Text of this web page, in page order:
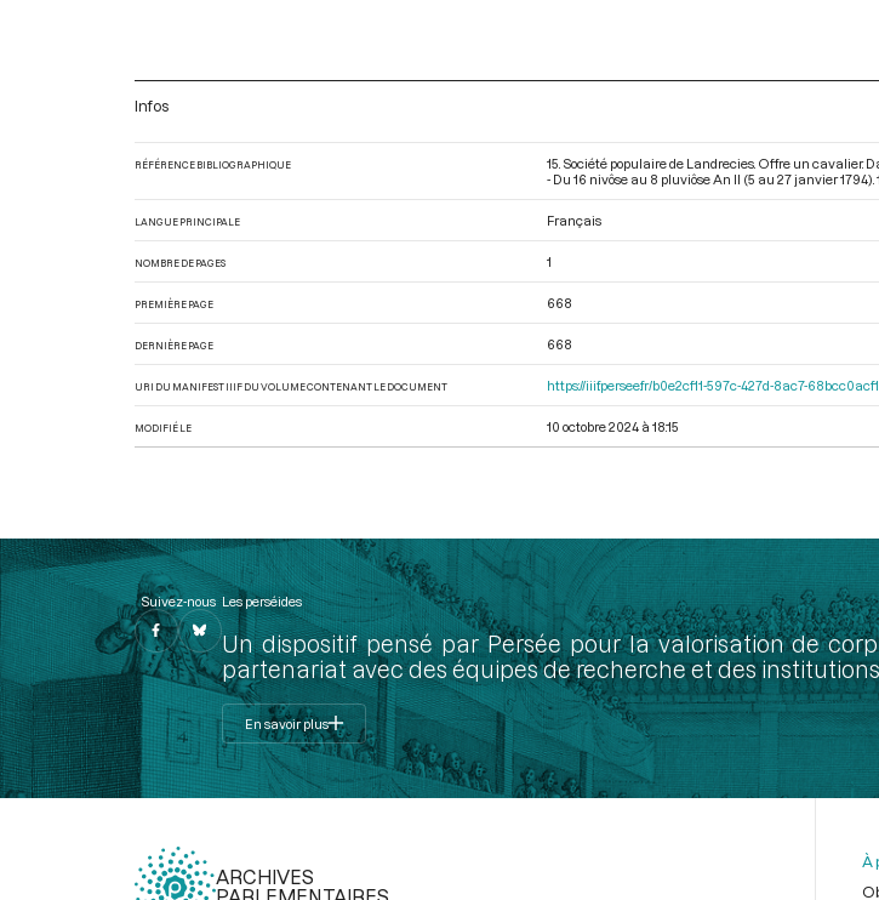
Infos
RÉFÉRENCE BIBLIOGRAPHIQUE
15. Société populaire de Landrecies. Offre un cavalier.
- Du 16 nivôse au 8 pluviôse An II (5 au 27 janvier 1794)
LANGUE PRINCIPALE Français
NOMBRE DE PAGES 1
PREMIÈRE PAGE 668
DERNIÈRE PAGE 668
URI DU MANIFEST IIIF DU VOLUME CONTENANT LE DOCUMENT https://iiif.persee.fr/b0e2cf11-597c-427d-8ac7-
MODIFIÉ LE 10 octobre 2024 à 18:15
Suivez-nous Les perséides
Un dispositif pensé par Persée pour la valorisation de
partenariat avec des équipes de recherche et des
En savoir plus
ARCHIVES
À